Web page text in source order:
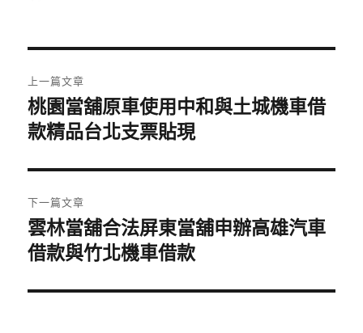
章
導
覽
上一篇文章
上
一
文
章:
桃園當舖原車使用中和與土城機車借
款精品台北支票貼現
下一篇文章
下
一
文
雲林當舖合法屏東當舖申辦高雄汽車
借款與竹北機車借款